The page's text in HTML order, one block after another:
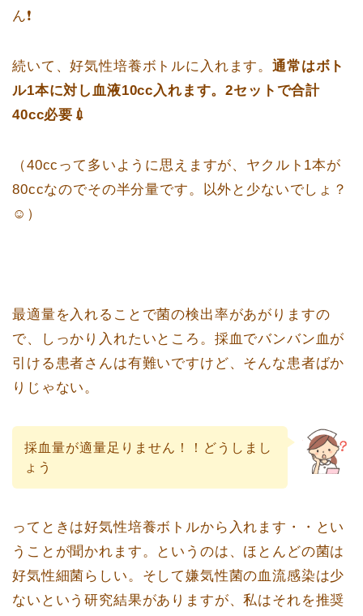
ん❗️
続いて、好気性培養ボトルに入れます。通常はボト
ル1本に対し血液10cc入れます。2セットで合計
40cc必要💉
（40ccって多いように思えますが、ヤクルト1本が
80ccなのでその半分量です。以外と少ないでしょ？
☺️）
最適量を入れることで菌の検出率があがりますの
で、しっかり入れたいところ。採血でバンバン血が
引ける患者さんは有難いですけど、そんな患者ばか
りじゃない。
採血量が適量足りません！！どうしまし
ょう
ってときは好気性培養ボトルから入れます・・とい
うことが聞かれます。というのは、ほとんどの菌は
好気性細菌らしい。そして嫌気性菌の血流感染は少
ないという研究結果がありますが、私はそれを推奨